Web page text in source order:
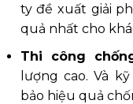
ty đề xuất giải
quả nhất cho
Thi công
lượng cao. Và
bảo hiệu quả